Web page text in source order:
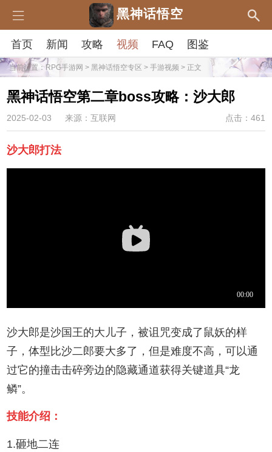
黑神话悟空
首页 新闻 攻略 视频 FAQ 图鉴
当前位置：RPG手游网 > 黑神话悟空专区 > 手游视频 > 正文
黑神话悟空第二章boss攻略：沙大郎
2025-02-03 来源：互联网 点击：461
沙大郎打法
沙大郎是沙国王的大儿子，被诅咒变成了鼠妖的样
子，体型比沙二郎要大多了，但是难度不高，可以通
过它的撞击击碎旁边的隐藏通道获得关键道具“龙
鳞”。
技能介绍：
1.砸地二连